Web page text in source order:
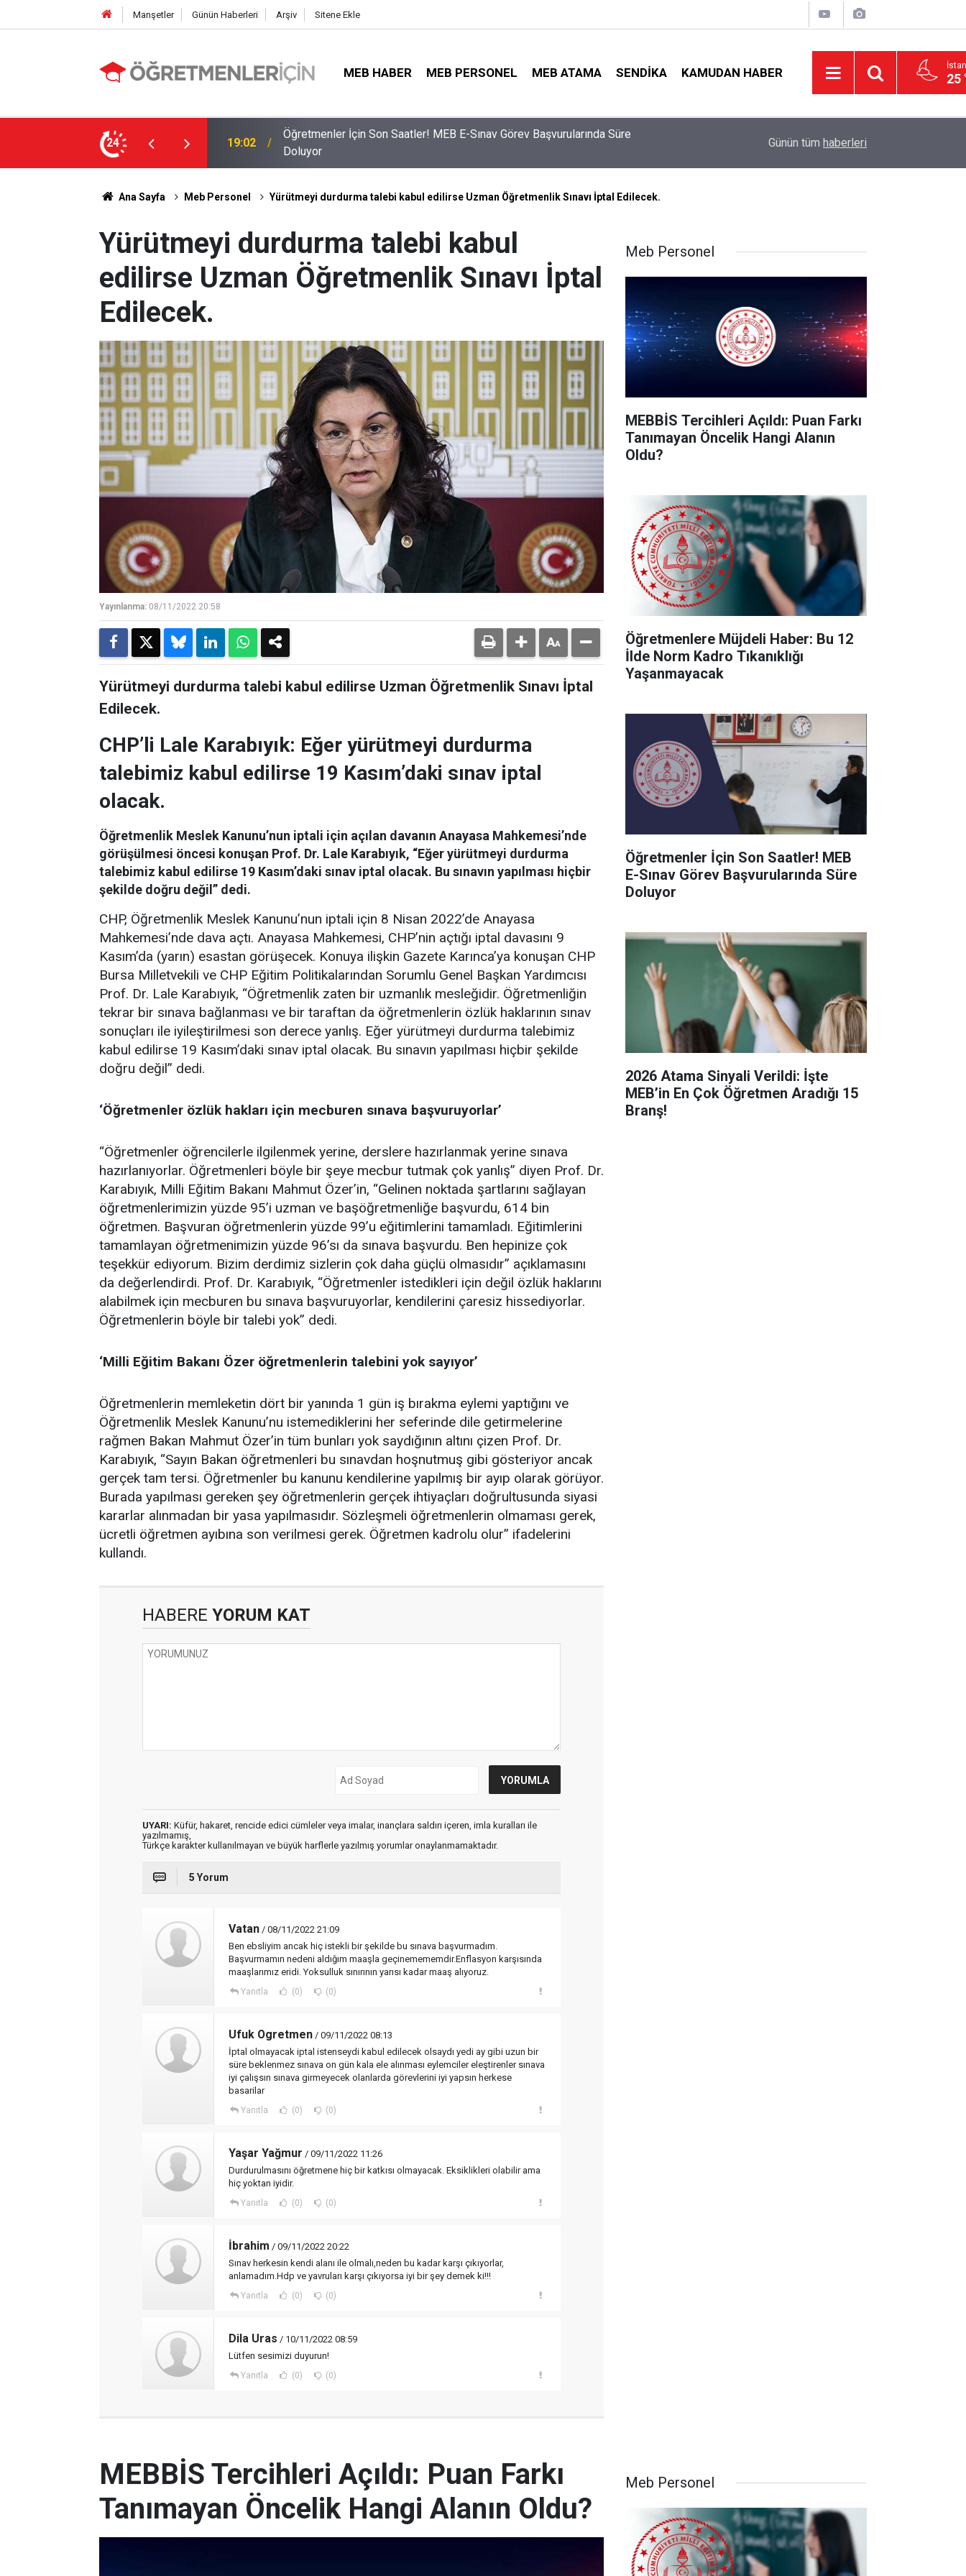
Manşetler Günün Haberleri Arşiv Sitene Ekle
MEB HABER MEB PERSONEL MEB ATAMA SENDIKA KAMUDAN HABER 25
24
E-Sınav Görev Başvurularında Süre
09:01 2026 Atama Sinyali Verildi: İşte MEB’in En Çok Öğretmen Aradığı 15 Branş!
Tavan Yaptı!
Günün tüm haberleri
Ana Sayfa Meb Personel Yürütmeyi durdurma talebi kabul edilirse Uzman Öğretmenlik Sınavı İptal Edilecek.
Yürütmeyi durdurma talebi kabul
edilirse Uzman Öğretmenlik Sınavı İptal
Edilecek.
Yayınlanma: 08/11/2022 20:58
Yürütmeyi durdurma talebi kabul edilirse Uzman Öğretmenlik Sınavı İptal
Edilecek.
CHP’li Lale Karabıyık: Eğer yürütmeyi durdurma
talebimiz kabul edilirse 19 Kasım’daki sınav iptal
olacak.
Öğretmenlik Meslek Kanunu’nun iptali için açılan davanın Anayasa Mahkemesi’nde
görüşülmesi öncesi konuşan Prof. Dr. Lale Karabıyık, “Eğer yürütmeyi durdurma
talebimiz kabul edilirse 19 Kasım’daki sınav iptal olacak. Bu sınavın yapılması hiçbir
şekilde doğru değil” dedi.
CHP, Öğretmenlik Meslek Kanunu’nun iptali için 8 Nisan 2022’de Anayasa
Mahkemesi’nde dava açtı. Anayasa Mahkemesi, CHP’nin açtığı iptal davasını 9
Kasım’da (yarın) esastan görüşecek. Konuya ilişkin Gazete Karınca’ya konuşan CHP
Bursa Milletvekili ve CHP Eğitim Politikalarından Sorumlu Genel Başkan Yardımcısı
Prof. Dr. Lale Karabıyık, “Öğretmenlik zaten bir uzmanlık mesleğidir. Öğretmenliğin
tekrar bir sınava bağlanması ve bir taraftan da öğretmenlerin özlük haklarının sınav
sonuçları ile iyileştirilmesi son derece yanlış. Eğer yürütmeyi durdurma talebimiz
kabul edilirse 19 Kasım’daki sınav iptal olacak. Bu sınavın yapılması hiçbir şekilde
doğru değil” dedi.
‘Öğretmenler özlük hakları için mecburen sınava başvuruyorlar’
“Öğretmenler öğrencilerle ilgilenmek yerine, derslere hazırlanmak yerine sınava
hazırlanıyorlar. Öğretmenleri böyle bir şeye mecbur tutmak çok yanlış” diyen Prof. Dr.
Karabıyık, Milli Eğitim Bakanı Mahmut Özer’in, “Gelinen noktada şartlarını sağlayan
öğretmenlerimizin yüzde 95’i uzman ve başöğretmenliğe başvurdu, 614 bin
öğretmen. Başvuran öğretmenlerin yüzde 99’u eğitimlerini tamamladı. Eğitimlerini
tamamlayan öğretmenimizin yüzde 96’sı da sınava başvurdu. Ben hepinize çok
teşekkür ediyorum. Bizim derdimiz sizlerin çok daha güçlü olmasıdır” açıklamasını
da değerlendirdi. Prof. Dr. Karabıyık, “Öğretmenler istedikleri için değil özlük haklarını
alabilmek için mecburen bu sınava başvuruyorlar, kendilerini çaresiz hissediyorlar.
Öğretmenlerin böyle bir talebi yok” dedi.
‘Milli Eğitim Bakanı Özer öğretmenlerin talebini yok sayıyor’
Öğretmenlerin memleketin dört bir yanında 1 gün iş bırakma eylemi yaptığını ve
Öğretmenlik Meslek Kanunu’nu istemediklerini her seferinde dile getirmelerine
rağmen Bakan Mahmut Özer’in tüm bunları yok saydığının altını çizen Prof. Dr.
Karabıyık, “Sayın Bakan öğretmenleri bu sınavdan hoşnutmuş gibi gösteriyor ancak
gerçek tam tersi. Öğretmenler bu kanunu kendilerine yapılmış bir ayıp olarak görüyor.
Burada yapılması gereken şey öğretmenlerin gerçek ihtiyaçları doğrultusunda siyasi
kararlar alınmadan bir yasa yapılmasıdır. Sözleşmeli öğretmenlerin olmaması gerek,
ücretli öğretmen ayıbına son verilmesi gerek. Öğretmen kadrolu olur” ifadelerini
kullandı.
HABERE YORUM KAT
UYARI: Küfür, hakaret, rencide edici cümleler veya imalar, inançlara saldırı içeren, imla kuralları ile
yazılmamış,
Türkçe karakter kullanılmayan ve büyük harflerle yazılmış yorumlar onaylanmamaktadır.
5 Yorum
Vatan / 08/11/2022 21:09
Ben ebsliyim ancak hiç istekli bir şekilde bu sınava başvurmadım.
Başvurmamın nedeni aldığım maaşla geçinemememdir.Enflasyon karşısında
maaşlarımız eridi. Yoksulluk sınırının yarısı kadar maaş alıyoruz.
Yanıtla (0) (0)
Ufuk Ogretmen / 09/11/2022 08:13
İptal olmayacak iptal istenseydi kabul edilecek olsaydı yedi ay gibi uzun bir
süre beklenmez sınava on gün kala ele alınması eylemciler eleştirenler sınava
iyi çalışsın sınava girmeyecek olanlarda görevlerini iyi yapsın herkese
basarilar
Yanıtla (0) (0)
Yaşar Yağmur / 09/11/2022 11:26
Durdurulmasını öğretmene hiç bir katkısı olmayacak. Eksiklikleri olabilir ama
hiç yoktan iyidir.
Yanıtla (0) (0)
İbrahim / 09/11/2022 20:22
Sınav herkesin kendi alanı ile olmalı,neden bu kadar karşı çıkıyorlar,
anlamadım.Hdp ve yavruları karşı çıkıyorsa iyi bir şey demek ki!!!
Yanıtla (0) (0)
Dila Uras / 10/11/2022 08:59
Lütfen sesimizi duyurun!
Yanıtla (0) (0)
Meb Personel
MEBBİS Tercihleri Açıldı: Puan Farkı
Tanımayan Öncelik Hangi Alanın
Oldu?
Öğretmenlere Müjdeli Haber: Bu 12
İlde Norm Kadro Tıkanıklığı
Yaşanmayacak
Öğretmenler İçin Son Saatler! MEB
E-Sınav Görev Başvurularında Süre
Doluyor
2026 Atama Sinyali Verildi: İşte
MEB’in En Çok Öğretmen Aradığı 15
Branş!
MEBBİS Tercihleri Açıldı: Puan Farkı
Tanımayan Öncelik Hangi Alanın Oldu?
Meb Personel